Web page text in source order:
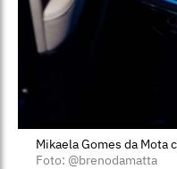
Mikaela Gomes da Mota
Foto: @brenodamatta